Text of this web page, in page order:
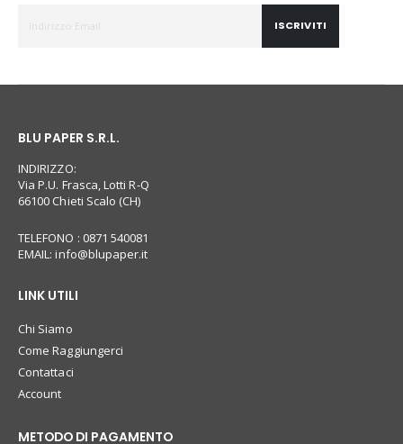
ISCRIVITI
BLU PAPER S.R.L.
INDIRIZZO:
Via P.U. Frasca, Lotti R-Q
66100 Chieti Scalo (CH)
TELEFONO : 0871 540081
EMAIL:info@blupaper.it
LINK UTILI
Chi Siamo
Come Raggiungerci
Contattaci
Account
METODO DI PAGAMENTO